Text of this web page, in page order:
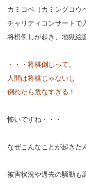
カミコベ（カミングコウ
チャリティコンサートで
将棋倒しが起き、地獄絵
・・・将棋倒しって。
人間は将棋じゃないし
倒れたら危なすぎる！
怖いですね・・・
なぜこんなことが起きた
被害状況や過去の騒動も